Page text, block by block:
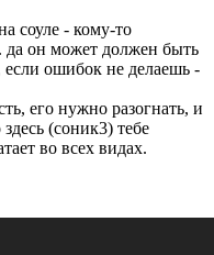
соуле - кому-то
да он может должен быть
ошибок не делаешь -
его нужно разогнать, и
(соник3) тебе
во всех видах.